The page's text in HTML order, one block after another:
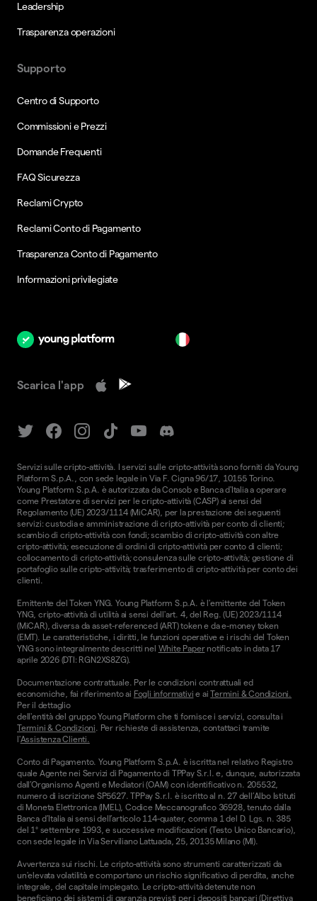
Leadership
Trasparenza operazioni
Supporto
Centro di Supporto
Commissioni e Prezzi
Domande Frequenti
FAQ Sicurezza
Reclami Crypto
Reclami Conto di Pagamento
Trasparenza Conto di Pagamento
Informazioni privilegiate
Scarica l'app
Servizi sulle cripto-attività. I servizi sulle cripto-attività sono forniti da Young
Platform S.p.A., con sede legale in Via F. Cigna 96/17, 10155 Torino.
Young Platform S.p.A. è autorizzata da Consob e Banca d'Italia a operare
come Prestatore di servizi per le cripto-attività (CASP) ai sensi del
Regolamento (UE) 2023/1114 (MiCAR), per la prestazione dei seguenti
servizi: custodia e amministrazione di cripto-attività per conto di clienti;
scambio di cripto-attività con fondi; scambio di cripto-attività con altre
cripto-attività; esecuzione di ordini di cripto-attività per conto di clienti;
collocamento di cripto-attività; consulenza sulle cripto-attività; gestione di
portafoglio sulle cripto-attività; trasferimento di cripto-attività per conto dei
clienti.
Emittente del Token YNG. Young Platform S.p.A. è l'emittente del Token
YNG, cripto-attività di utilità ai sensi dell'art. 4, del Reg. (UE) 2023/1114
(MiCAR), diversa da asset-referenced (ART) token e da e-money token
(EMT). Le caratteristiche, i diritti, le funzioni operative e i rischi del Token
YNG sono integralmente descritti nel White Papernotificato in data 17
aprile 2026 (DTI: RGN2XS8ZG).
Documentazione contrattuale. Per le condizioni contrattuali ed
economiche, fai riferimento ai Fogli informativi e aiTermini & Condizioni.
Per il dettaglio
dell'entità del gruppo Young Platform che ti fornisce i servizi, consulta i
Termini & Condizioni. Per richieste di assistenza, contattaci tramite
l'Assistenza Clienti.
Conto di Pagamento. Young Platform S.p.A. è iscritta nel relativo Registro
quale Agente nei Servizi di Pagamento di TPPay S.r.l. e, dunque, autorizzata
dall’Organismo Agenti e Mediatori (OAM) con identificativo n. 205532,
numero di iscrizione SP5627. TPPay S.r.l. è iscritto al n. 27 dell’Albo Istituti
di Moneta Elettronica (IMEL), Codice Meccanografico 36928, tenuto dalla
Banca d’Italia ai sensi dell’articolo 114-quater, comma 1 del D. Lgs. n. 385
del 1° settembre 1993, e successive modificazioni (Testo Unico Bancario),
con sede legale in Via Serviliano Lattuada, 25, 20135 Milano (MI).
Avvertenza sui rischi. Le cripto-attività sono strumenti caratterizzati da
un'elevata volatilità e comportano un rischio significativo di perdita, anche
integrale, del capitale impiegato. Le cripto-attività detenute non
beneficiano dei sistemi di garanzia previsti per i depositi bancari (Direttiva